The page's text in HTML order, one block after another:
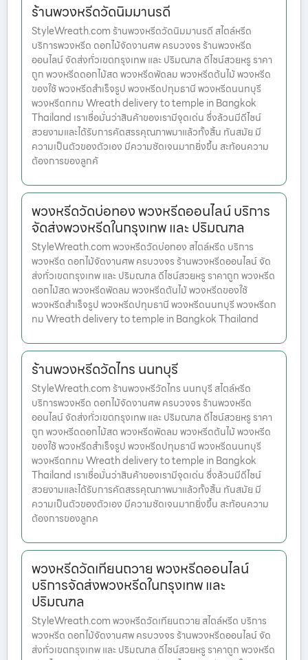
ร้านพวงหรีดวัดนิมมานรดี
StyleWreath.com ร้านพวงหรีดวัดนิมมานรดี สไตล์หรีด
บริการพวงหรีด ดอกไม้จัดงานศพ ครบวงจร ร้านพวงหรีด
ออนไลน์ จัดส่งทั่วเขตกรุงเทพ และ ปริมณฑล ดีไซน์สวยหรู ราคา
ถูก พวงหรีดดอกไม้สด พวงหรีดพัดลม พวงหรีดต้นไม้ พวงหรีด
ของใช้ พวงหรีดสำเร็จรูป พวงหรีดปทุมธานี พวงหรีดนนทบุรี
พวงหรีดกทม Wreath delivery to temple in Bangkok
Thailand เราเชื่อมั่นว่าสินค้าของเรามีจุดเด่น ซึ่งล้วนมีดีไซน์
สวยงามและได้รับการคัดสรรคุณภาพมาแล้วทั้งสิ้น ทันสมัย มี
ความเป็นตัวของตัวเอง มีความชัดเจนมากยิ่งขึ้น สะท้อนความ
ต้องการของลูกค้
พวงหรีดวัดบ่อทอง พวงหรีดออนไลน์ บริการ
จัดส่งพวงหรีดในกรุงเทพ และ ปริมณฑล
StyleWreath.com พวงหรีดวัดบ่อทอง สไตล์หรีด บริการ
พวงหรีด ดอกไม้จัดงานศพ ครบวงจร ร้านพวงหรีดออนไลน์ จัด
ส่งทั่วเขตกรุงเทพ และ ปริมณฑล ดีไซน์สวยหรู ราคาถูก พวงหรีด
ดอกไม้สด พวงหรีดพัดลม พวงหรีดต้นไม้ พวงหรีดของใช้
พวงหรีดสำเร็จรูป พวงหรีดปทุมธานี พวงหรีดนนทบุรี พวงหรีดก
ทม Wreath delivery to temple in Bangkok Thailand
ร้านพวงหรีดวัดไทร นนทบุรี
StyleWreath.com ร้านพวงหรีวัดไทร นนทบุรี สไตล์หรีด
บริการพวงหรีด ดอกไม้จัดงานศพ ครบวงจร ร้านพวงหรีด
ออนไลน์ จัดส่งทั่วเขตกรุงเทพ และ ปริมณฑล ดีไซน์สวยหรู ราคา
ถูก พวงหรีดดอกไม้สด พวงหรีดพัดลม พวงหรีดต้นไม้ พวงหรีด
ของใช้ พวงหรีดสำเร็จรูป พวงหรีดปทุมธานี พวงหรีดนนทบุรี
พวงหรีดกทม Wreath delivery to temple in Bangkok
Thailand เราเชื่อมั่นว่าสินค้าของเรามีจุดเด่น ซึ่งล้วนมีดีไซน์
สวยงามและได้รับการคัดสรรคุณภาพมาแล้วทั้งสิ้น ทันสมัย มี
ความเป็นตัวของตัวเอง มีความชัดเจนมากยิ่งขึ้น สะท้อนความ
ต้องการของลูกค
พวงหรีดวัดเทียนถวาย พวงหรีดออนไลน์
บริการจัดส่งพวงหรีดในกรุงเทพ และ
ปริมณฑล
StyleWreath.com พวงหรีดวัดเทียนถวาย สไตล์หรีด บริการ
พวงหรีด ดอกไม้จัดงานศพ ครบวงจร ร้านพวงหรีดออนไลน์ จัด
ส่งทั่วเขตกรุงเทพ และ ปริมณฑล ดีไซน์สวยหรู ราคาถูก พวงหรีด